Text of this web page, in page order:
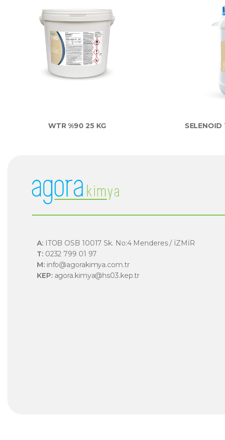
WTR %90 25 KG SELENOID
A:ITOB OSB 10017 Sk. No:4 Menderes / İZMİR
T:0232 799 01 97
M:info@agorakimya.com.tr
KEP:agora.kimya@hs03.kep.tr